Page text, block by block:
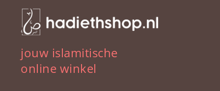
jouw islamitische
online winkel